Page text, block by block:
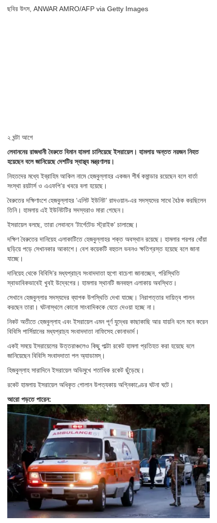
ছবির উৎস, ANWAR AMRO/AFP via Getty Images
২ ঘন্টা আগে
লেবাননের রাজধানী বৈরুতে বিমান হামলা চালিয়েছে ইসরায়েল। হামলায় অন্তত নয়জন নিহত
হয়েছেন বলে জানিয়েছে দেশটির স্বাস্থ্য মন্ত্রণালয়।
নিহতদের মধ্যে ইব্রাহিম আকিল নামে হেজবুল্লাহর একজন শীর্ষ কমান্ডার রয়েছেন বলে বার্তা
সংস্থা রয়টার্স ও এএফপি’র খবরে বলা হয়েছে।
বৈরুতের দক্ষিণাংশে হেজবুল্লাহর ‘এলিট ইউনিট’ রাদওয়ান-এর সদস্যদের সাথে বৈঠক করছিলেন
তিনি। হামলায় এই ইউনিটটির সদস্যরাও মারা গেছেন।
ইসরায়েল বলছে, তারা লেবাননে ‘টার্গেটেড স্ট্রাইক’ চালাচ্ছে।
দক্ষিণ বৈরুতের দানিয়েহ এলাকাটিতে হেজবুল্লাহর শক্ত অবস্থান রয়েছে। হামলার পরপর ধোঁয়া
ছড়িয়ে পড়ে সেখানকার আকাশে। বেশ কয়েকটি বহুতল ভবনও ক্ষতিগ্রস্ত হয়েছে বলে জানা
যাচ্ছে।
দানিয়েহ থেকে বিবিসি’র মধ্যপ্রাচ্য সংবাদদাতা হুগো বাচেগা জানাচ্ছেন, পরিস্থিতি
স্বাভাবিকভাবেই খুবই উদ্বেগের। হামলার স্থানটি জনবহুল এলাকায় অবস্থিত।
সেখানে হেজবুল্লার সদস্যদের ব্যাপক উপস্থিতি দেখা যাচ্ছে। নিরাপত্তার দায়িত্ব পালন
করছেন তারা। ঘটনাস্থলে কোনো সাংবাদিককে যেতে দেওয়া হচ্ছে না।
নিকট অতীতে হেজবুল্লাহ এবং ইসরায়েল এমন পূর্ণ যুদ্ধের কাছাকাছি আর যায়নি বলে মনে করেন
বিবিসি পার্সিয়ানের মধ্যপ্রাচ্য সংবাদদাতা নাফিসেহ কোনাভার্দ।
একই সময়ে ইসরায়েলের উত্তরাঞ্চলেও কিছু পাল্টা রকেট হামলা প্রতিহত করা হয়েছে বলে
জানিয়েছেন বিবিসি সংবাদদাতা পল অ্যাডামস্।
হিজবুল্লাহ সারাদিনে ইসরায়েল অভিমুখে শতাধিক রকেট ছুঁড়েছে।
রকেট হামলায় ইসরায়েল অধিকৃত গোলান উপত্যকায় অগ্নিকাণ্ডের ঘটনা ঘটে।
আরো পড়তে পারেন: